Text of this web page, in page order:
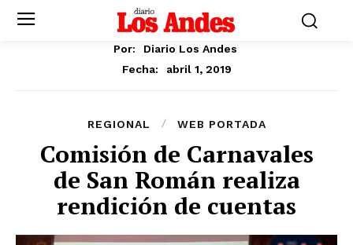
Por:
Diario Los Andes
Fecha:
abril 1, 2019
REGIONAL WEB PORTADA
Comisión de Carnavales
de San Román realiza
rendición de cuentas